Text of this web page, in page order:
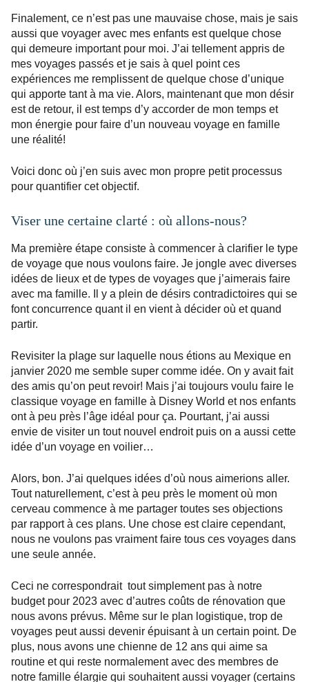
Finalement, ce n’est pas une mauvaise chose, mais je sais
aussi que voyager avec mes enfants est quelque chose
qui demeure important pour moi. J’ai tellement appris de
mes voyages passés et je sais à quel point ces
expériences me remplissent de quelque chose d’unique
qui apporte tant à ma vie. Alors, maintenant que mon désir
est de retour, il est temps d’y accorder de mon temps et
mon énergie pour faire d’un nouveau voyage en famille
une réalité!
Voici donc où j’en suis avec mon propre petit processus
pour quantifier cet objectif.
Viser une certaine clarté : où allons-nous?
Ma première étape consiste à commencer à clarifier le type
de voyage que nous voulons faire. Je jongle avec diverses
idées de lieux et de types de voyages que j’aimerais faire
avec ma famille. Il y a plein de désirs contradictoires qui se
font concurrence quant il en vient à décider où et quand
partir.
Revisiter la plage sur laquelle nous étions au Mexique en
janvier 2020 me semble super comme idée. On y avait fait
des amis qu’on peut revoir! Mais j’ai toujours voulu faire le
classique voyage en famille à Disney World et nos enfants
ont à peu près l’âge idéal pour ça. Pourtant, j’ai aussi
envie de visiter un tout nouvel endroit puis on a aussi cette
idée d’un voyage en voilier…
Alors, bon. J’ai quelques idées d’où nous aimerions aller.
Tout naturellement, c’est à peu près le moment où mon
cerveau commence à me partager toutes ses objections
par rapport à ces plans. Une chose est claire cependant,
nous ne voulons pas vraiment faire tous ces voyages dans
une seule année.
Ceci ne correspondrait tout simplement pas à notre
budget pour 2023 avec d’autres coûts de rénovation que
nous avons prévus. Même sur le plan logistique, trop de
voyages peut aussi devenir épuisant à un certain point. De
plus, nous avons une chienne de 12 ans qui aime sa
routine et qui reste normalement avec des membres de
notre famille élargie qui souhaitent aussi voyager (certains